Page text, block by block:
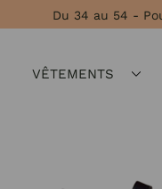
Du 34 au 54 -
VÊTEMENTS